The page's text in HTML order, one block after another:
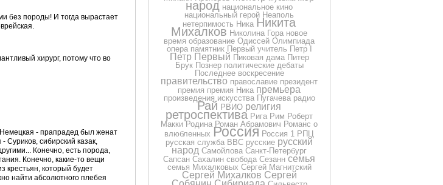
без породы! И тогда вырастает
хирург, потому что во
Немецкая - прапрадед был женат
Суриков, сибирский казак,
Конечно, есть порода,
Конечно, какие-то вещи
крестьян, который будет
найти абсолютного плебея
народ национальное кино
национальный герой Неаполь
нетерпимость Ника Никита
Михалков Николина Гора новое
время образование Одиссей Олимпиада
опера памятник Первый учитель Петр I
Петр Первый Пиковая дама Питер
Брук Познер политические дебаты
Последнее воскресение
правительство православие президент
премия премия Ника премьера
произведения искусства Пугачева радио
Рай РВИО религия
ретроспектива Рига Рим Роберт
Макки Родина Роман Абрамович Романс о
влюбленных Россия Россия 1 РПЦ
русская служба BBC русские русский
народ Самойлова Санкт-Петербург
Сапсан Сахалин свобода Сезанн семья
семья Михалковых Сергей Магнитский
Сергей Михалков Сергей